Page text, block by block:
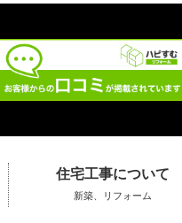
住宅工事について
新築、リフォーム